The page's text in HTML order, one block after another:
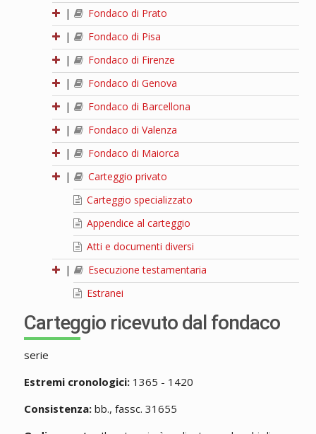
|
Fondaco di Prato
|
Fondaco di Pisa
|
Fondaco di Firenze
|
Fondaco di Genova
|
Fondaco di Barcellona
|
Fondaco di Valenza
|
Fondaco di Maiorca
|
Carteggio privato
Carteggio specializzato
Appendice al carteggio
Atti e documenti diversi
|
Esecuzione testamentaria
Estranei
Carteggio ricevuto dal fondaco
serie
Estremi cronologici:1365 - 1420
Consistenza:bb., fassc. 31655